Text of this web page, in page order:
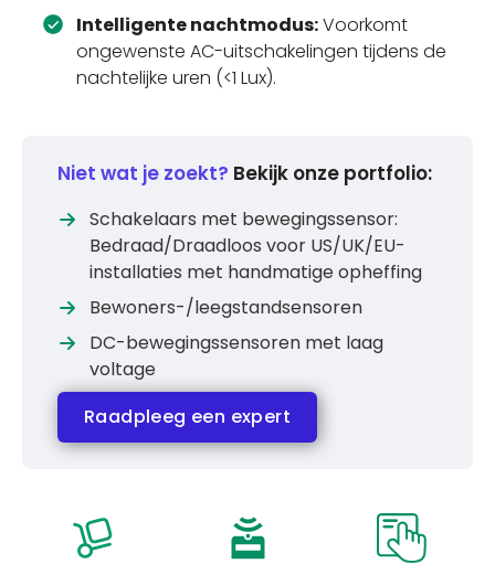
Intelligente nachtmodus:Voorkomt
ongewenste AC-uitschakelingen tijdens de
nachtelijke uren (<1 Lux).
Niet wat je zoekt? Bekijk onze portfolio:
Schakelaars met bewegingssensor:
Bedraad/Draadloos voor US/UK/EU-
installaties met handmatige opheffing
Bewoners-/leegstandsensoren
DC-bewegingssensoren met laag
voltage
Raadpleeg een expert